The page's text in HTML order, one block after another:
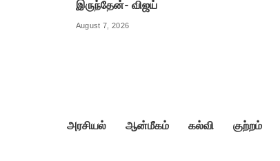
இருந்தேன்- விஜய்
August 7, 2026
அரசியல் ஆன்மீகம் கல்வி குற்றம்